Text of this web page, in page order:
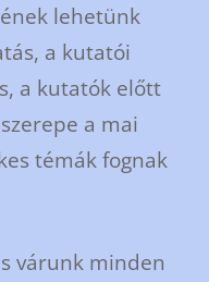
lehetünk
a kutatói
a kutatók előtt
a mai
témák fognak
várunk minden